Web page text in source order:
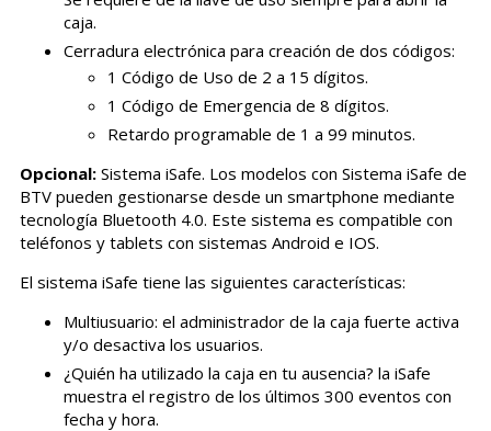
caja.
Cerradura electrónica para creación de dos códigos:
1 Código de Uso de 2 a 15 dígitos.
1 Código de Emergencia de 8 dígitos.
Retardo programable de 1 a 99 minutos.
Opcional: Sistema iSafe. Los modelos con Sistema iSafe de
BTV pueden gestionarse desde un smartphone mediante
tecnología Bluetooth 4.0. Este sistema es compatible con
teléfonos y tablets con sistemas Android e IOS.
El sistema iSafe tiene las siguientes características:
Multiusuario: el administrador de la caja fuerte activa
y/o desactiva los usuarios.
¿Quién ha utilizado la caja en tu ausencia? la iSafe
muestra el registro de los últimos 300 eventos con
fecha y hora.